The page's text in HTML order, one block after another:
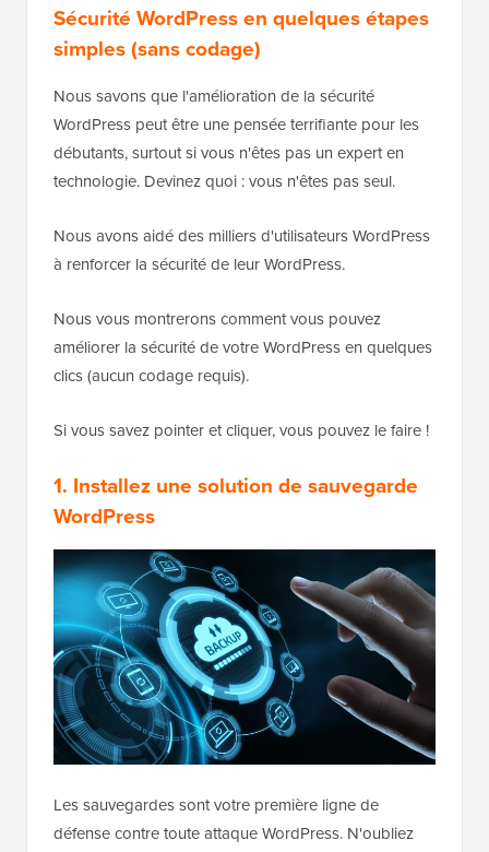
Sécurité WordPress en quelques étapes
simples (sans codage)
Nous savons que l'amélioration de la sécurité
WordPress peut être une pensée terrifiante pour les
débutants, surtout si vous n'êtes pas un expert en
technologie. Devinez quoi : vous n'êtes pas seul.
Nous avons aidé des milliers d'utilisateurs WordPress
à renforcer la sécurité de leur WordPress.
Nous vous montrerons comment vous pouvez
améliorer la sécurité de votre WordPress en quelques
clics (aucun codage requis).
Si vous savez pointer et cliquer, vous pouvez le faire !
1. Installez une solution de sauvegarde
WordPress
Les sauvegardes sont votre première ligne de
défense contre toute attaque WordPress. N'oubliez